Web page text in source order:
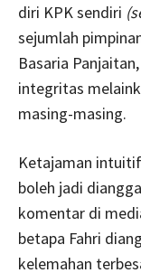
diri KPK sendiri
sejumlah
Basaria
integritas
masing-masing.
Ketajaman
boleh jadi
komentar di
betapa Fahri
kelemahan